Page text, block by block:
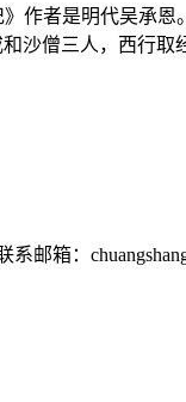
作者是明代吴承恩
沙僧三人，西行取
邮箱：